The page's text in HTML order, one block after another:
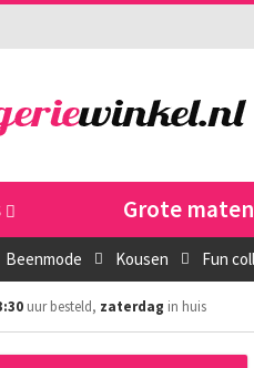
Grote maten
Beenmode Kousen Fun
uur besteld, zaterdag in huis